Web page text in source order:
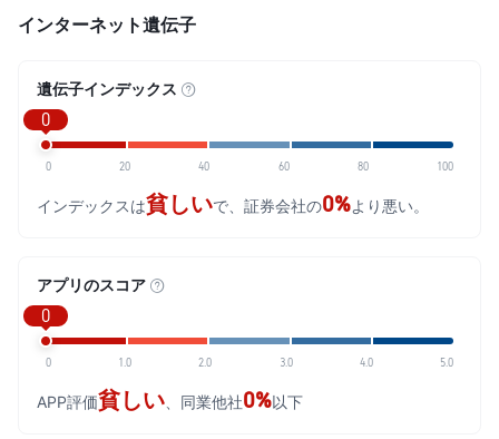
インターネット遺伝子
遺伝子インデックス
0
0 20 40 60 80 100
インデックスは貧しいで、証券会社の0%より悪い。
アプリのスコア
0
0 1.0 2.0 3.0 4.0 5.0
APP評価貧しい 、同業他社0%以下